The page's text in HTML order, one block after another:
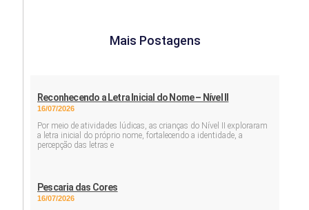
Mais Postagens
Reconhecendo a Letra Inicial do Nome – Nível II
16/07/2026
Por meio de atividades lúdicas, as crianças do Nível II exploraram
a letra inicial do próprio nome, fortalecendo a identidade, a
percepção das letras e
Pescaria das Cores
16/07/2026